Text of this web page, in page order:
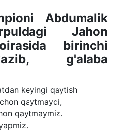
Abdumalik
Jahon
birinchi
g'alaba
keyingi qaytish
qaytmaydi,
qaytmaymiz.